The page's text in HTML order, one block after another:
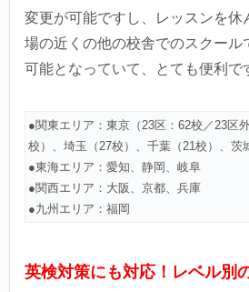
変更が可能ですし、レッスンを休
場の近くの他の校舎でのスクール
可能となっていて、とても便利で
●関東エリア：東京（23区：62校／23区
校）、埼玉（27校）、千葉（21校）、茨
●東海エリア：愛知、静岡、岐阜
●関西エリア：大阪、京都、兵庫
●九州エリア：福岡
英検対策にも対応！レベル別